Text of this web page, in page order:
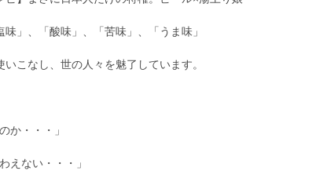
」、「酸味」、「苦味」、「うま味」
こなし、世の人々を魅了しています。
か・・・」
えない・・・」